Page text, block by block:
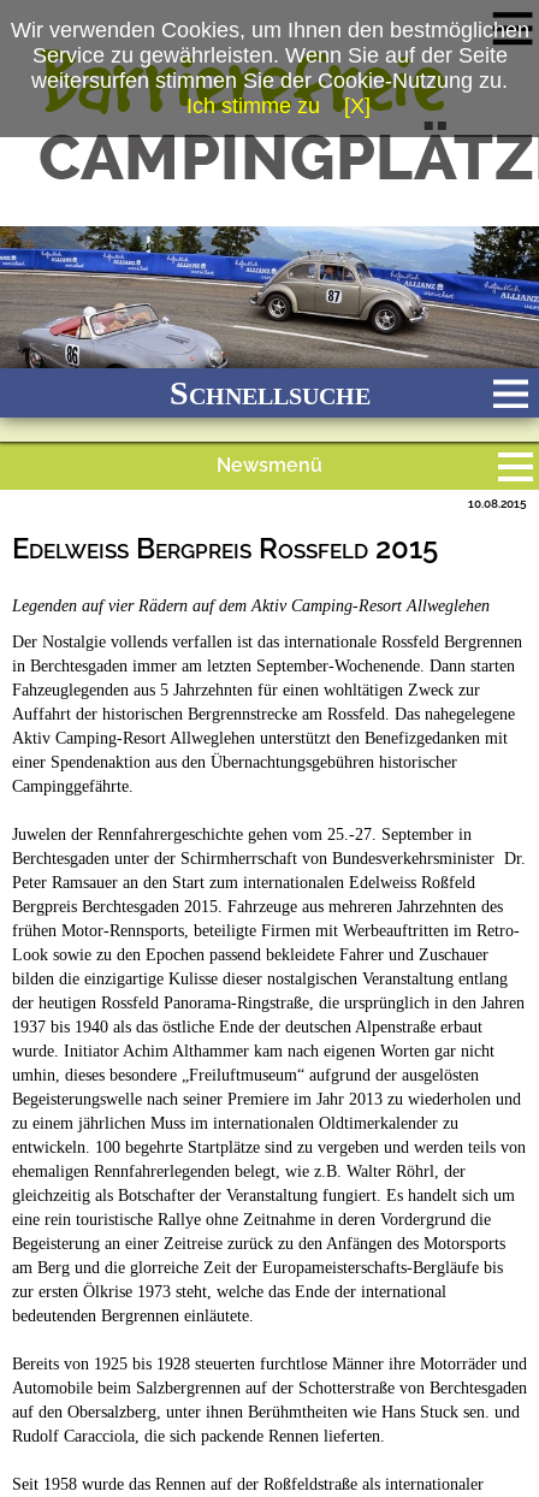
Schnellsuche
Ganzjährig geöffnet
Newsmenü
Campingplätze
Camping & Caravan
Touristik
Edelweiß Bergpreis Roßfeld 2015
10.08.2015
Legenden auf vier Rädern auf dem Aktiv Camping-Resort Allweglehen
Der Nostalgie vollends verfallen ist das internationale Rossfeld Bergrennen
in Berchtesgaden immer am letzten September-Wochenende. Dann starten
Fahzeuglegenden aus 5 Jahrzehnten für einen wohltätigen Zweck zur
Auffahrt der historischen Bergrennstrecke am Rossfeld. Das nahegelegene
Aktiv Camping-Resort Allweglehen unterstützt den Benefizgedanken mit
einer Spendenaktion aus den Übernachtungsgebühren historischer
Campinggefährte.
Juwelen der Rennfahrergeschichte gehen vom 25.-27. September in
Berchtesgaden unter der Schirmherrschaft von Bundesverkehrsminister Dr.
Peter Ramsauer an den Start zum internationalen Edelweiss Roßfeld
Bergpreis Berchtesgaden 2015. Fahrzeuge aus mehreren Jahrzehnten des
frühen Motor-Rennsports, beteiligte Firmen mit Werbeauftritten im Retro-
Look sowie zu den Epochen passend bekleidete Fahrer und Zuschauer
bilden die einzigartige Kulisse dieser nostalgischen Veranstaltung entlang
der heutigen Rossfeld Panorama-Ringstraße, die ursprünglich in den Jahren
1937 bis 1940 als das östliche Ende der deutschen Alpenstraße erbaut
wurde. Initiator Achim Althammer kam nach eigenen Worten gar nicht
umhin, dieses besondere „Freiluftmuseum“ aufgrund der ausgelösten
Begeisterungswelle nach seiner Premiere im Jahr 2013 zu wiederholen und
zu einem jährlichen Muss im internationalen Oldtimerkalender zu
entwickeln. 100 begehrte Startplätze sind zu vergeben und werden teils von
ehemaligen Rennfahrerlegenden belegt, wie z.B. Walter Röhrl, der
gleichzeitig als Botschafter der Veranstaltung fungiert. Es handelt sich um
eine rein touristische Rallye ohne Zeitnahme in deren Vordergrund die
Begeisterung an einer Zeitreise zurück zu den Anfängen des Motorsports
am Berg und die glorreiche Zeit der Europameisterschafts-Bergläufe bis
zur ersten Ölkrise 1973 steht, welche das Ende der international
bedeutenden Bergrennen einläutete.
Bereits von 1925 bis 1928 steuerten furchtlose Männer ihre Motorräder und
Automobile beim Salzbergrennen auf der Schotterstraße von Berchtesgaden
auf den Obersalzberg, unter ihnen Berühmtheiten wie Hans Stuck sen. und
Rudolf Caracciola, die sich packende Rennen lieferten.
Seit 1958 wurde das Rennen auf der Roßfeldstraße als internationaler
Wir verwenden Cookies, um Ihnen den bestmöglichen
Service zu gewährleisten. Wenn Sie auf der Seite
weitersurfen stimmen Sie der Cookie-Nutzung zu.
Ich stimme zu
[X]